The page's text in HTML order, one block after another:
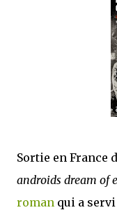
que Thomas connaissait
ne connaissait pas,
une ville pleine de
Sortie en France
androids dream of
roman qui a